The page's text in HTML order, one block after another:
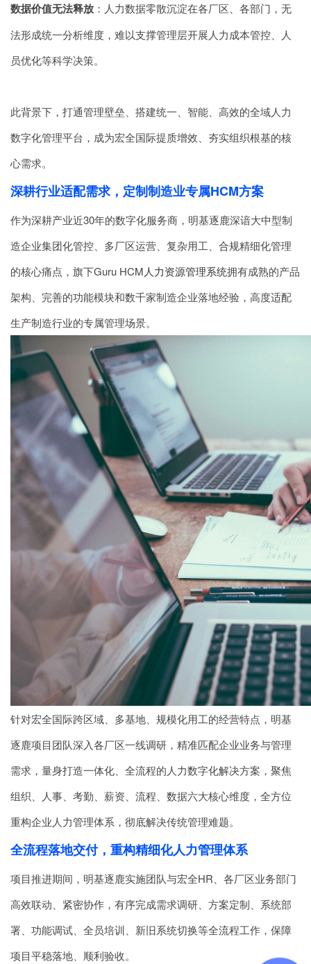
数据价值无法释放 ：人力数据零散沉淀在各厂区、各部门，无
法形成统一分析维度，难以支撑管理层开展人力成本管控、人
员优化等科学决策。
此背景下，打通管理壁垒、搭建统一、智能、高效的全域人力
数字化管理平台，成为宏全国际提质增效、夯实组织根基的核
心需求。
深耕行业适配需求，定制制造业专属HCM方案
作为深耕产业近30年的数字化服务商，明基逐鹿深谙大中型制
造企业集团化管控、多厂区运营、复杂用工、合规精细化管理
的核心痛点，旗下Guru HCM人力资源管理系统拥有成熟的产品
架构、完善的功能模块和数千家制造企业落地经验，高度适配
生产制造行业的专属管理场景。
针对宏全国际跨区域、多基地、规模化用工的经营特点，明基
逐鹿项目团队深入各厂区一线调研，精准匹配企业业务与管理
需求，量身打造一体化、全流程的人力数字化解决方案，聚焦
组织、人事、考勤、薪资、流程、数据六大核心维度，全方位
重构企业人力管理体系，彻底解决传统管理难题。
全流程落地交付，重构精细化人力管理体系
项目推进期间，明基逐鹿实施团队与宏全HR、各厂区业务部门
高效联动、紧密协作，有序完成需求调研、方案定制、系统部
署、功能调试、全员培训、新旧系统切换等全流程工作，保障
项目平稳落地、顺利验收。